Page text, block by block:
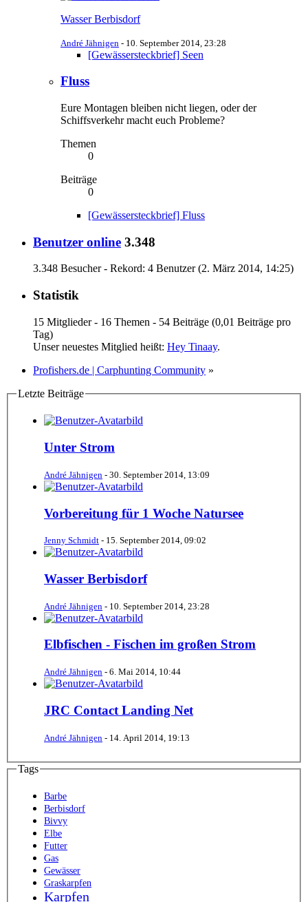
Wasser Berbisdorf
André Jähnigen - 10. September 2014, 23:28
[Gewässersteckbrief] Seen
Fluss
Eure Montagen bleiben nicht liegen, oder der
Schiffsverkehr macht euch Probleme?
Themen
0
Beiträge
0
[Gewässersteckbrief] Fluss
Benutzer online 3.348
3.348 Besucher - Rekord: 4 Benutzer (2. März 2014, 14:25)
Statistik
15 Mitglieder - 16 Themen - 54 Beiträge (0,01 Beiträge pro
Tag)
Unser neuestes Mitglied heißt: Hey Tinaay.
Profishers.de | Carphunting Community »
Letzte Beiträge
Unter Strom
André Jähnigen - 30. September 2014, 13:09
Vorbereitung für 1 Woche Natursee
Jenny Schmidt - 15. September 2014, 09:02
Wasser Berbisdorf
André Jähnigen - 10. September 2014, 23:28
Elbfischen - Fischen im großen Strom
André Jähnigen - 6. Mai 2014, 10:44
JRC Contact Landing Net
André Jähnigen - 14. April 2014, 19:13
Tags
Barbe
Berbisdorf
Bivvy
Elbe
Futter
Gas
Gewässer
Graskarpfen
Karpfen